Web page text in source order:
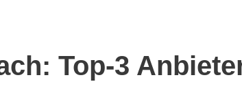
Top-3